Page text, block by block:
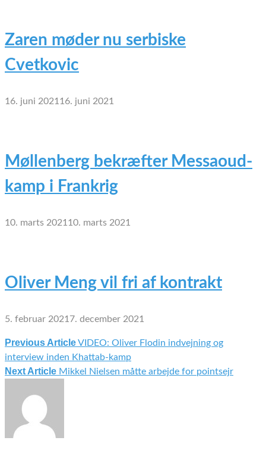
Zaren møder nu serbiske
Cvetkovic
16. juni 2021 16. juni 2021
Møllenberg bekræfter Messaoud-
kamp i Frankrig
10. marts 2021 10. marts 2021
Oliver Meng vil fri af kontrakt
5. februar 2021 7. december 2021
Indlægsnavigation
Previous ArticleVIDEO: Oliver Flodin indvejning og
interview inden Khattab-kamp
Next Article Mikkel Nielsen måtte arbejde for pointsejr